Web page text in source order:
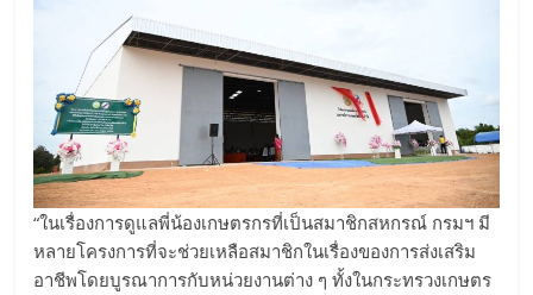
“ในเรื่องการดูแลพี่น้องเกษตรกรที่เป็นสมาชิกสหกรณ์ กรมฯ มี
หลายโครงการที่จะช่วยเหลือสมาชิกในเรื่องของการส่งเสริม
อาชีพโดยบูรณาการกับหน่วยงานต่าง ๆ ทั้งในกระทรวงเกษตร